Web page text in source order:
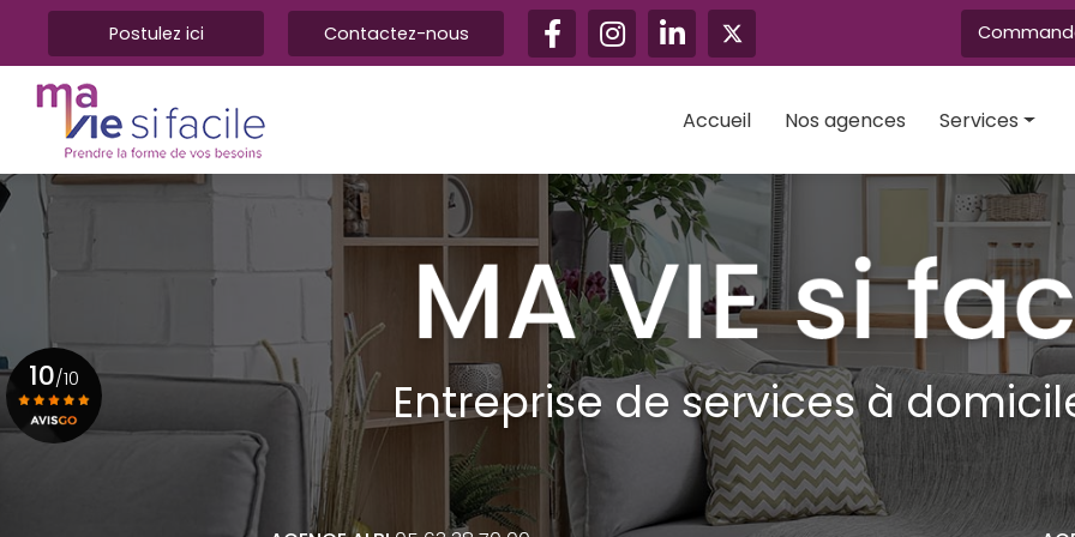
contenu
principal
Postulez ici Contactez-nous
Navigation secondaire
Accueil
Nos agences Services
Aide au
Ménage
Vitrerie
Grand ménage
Garde d'enfants
Assistance
Jardinage
Bricolage
Entreprise de services à
10/10